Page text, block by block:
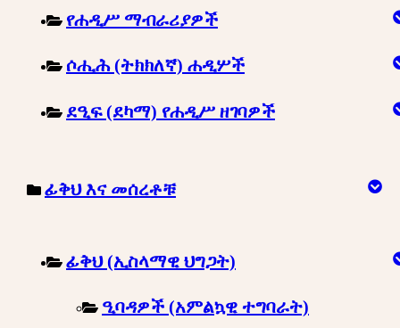
የሐዲሥ ማብራሪያዎች
ሶሒሕ (ትክክለኛ) ሐዲሦች
ደዒፍ (ደካማ) የሐዲሥ ዘገባዎች
ፊቅህ እና መሰረቶቹ
ፊቅህ (ኢስላማዊ ህግጋት)
ዒባዳዎች (አምልኳዊ ተግባራት)